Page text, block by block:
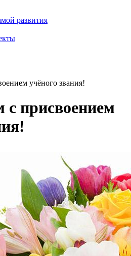
развития
учёного звания!
с присвоением